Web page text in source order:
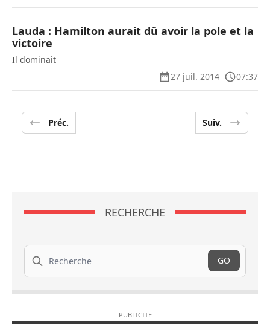
Lauda : Hamilton aurait dû avoir la pole et la
victoire
Il dominait
27 juil. 2014
07:37
Préc. Suiv.
RECHERCHE
Recherche
GO